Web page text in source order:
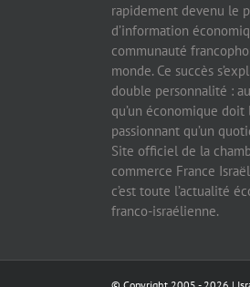
rapidement devenu le
d’information
communauté
monde. Ce succès
double personnalité :
qu’un économique doit
passionnant qu’un
Site officiel de la
commerce France
c’est toute l’actualité
franco-israélienne.